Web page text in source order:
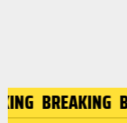
BREAKING